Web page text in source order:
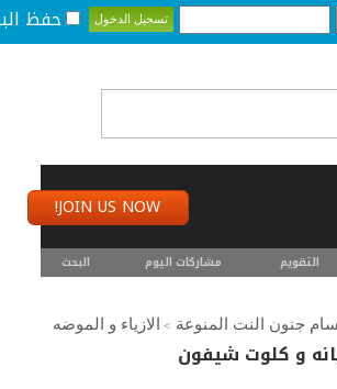
حفظ
JOIN US NOW!
التقويم مشاركات اليوم البحث
جنون النت المنوعة >
الازياء و الموضه
و كلوت شيفون